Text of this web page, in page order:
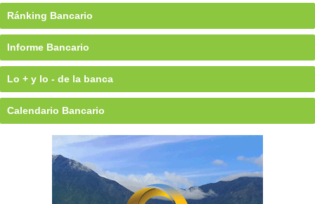
Ránking Bancario
Informe Bancario
Lo + y lo - de la banca
Calendario Bancario